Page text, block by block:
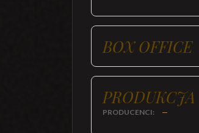
BOX OFFICE
PRODUKCJA
PRODUCENCI: —